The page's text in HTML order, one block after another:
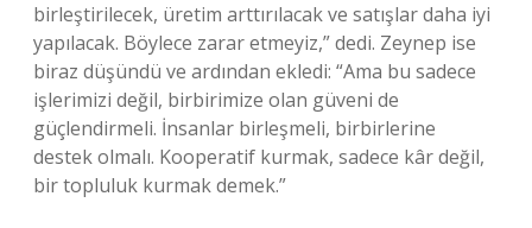
birleştirilecek, üretim arttırılacak ve satışlar daha iyi
yapılacak. Böylece zarar etmeyiz,” dedi. Zeynep ise
biraz düşündü ve ardından ekledi: “Ama bu sadece
işlerimizi değil, birbirimize olan güveni de
güçlendirmeli. İnsanlar birleşmeli, birbirlerine
destek olmalı. Kooperatif kurmak, sadece kâr değil,
bir topluluk kurmak demek.”